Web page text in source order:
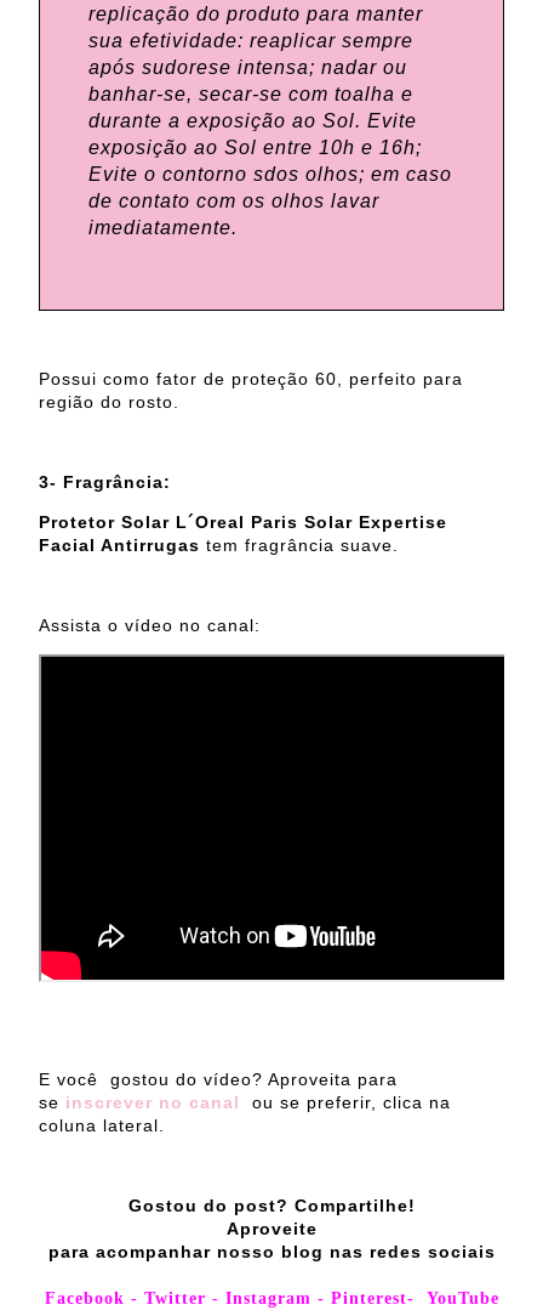
replicação do produto para manter
sua efetividade: reaplicar sempre
após sudorese intensa; nadar ou
banhar-se, secar-se com toalha e
durante a exposição ao Sol. Evite
exposição ao Sol entre 10h e 16h;
Evite o contorno sdos olhos; em caso
de contato com os olhos lavar
imediatamente.
Possui como fator de proteção 60, perfeito para
região do rosto.
3- Fragrância:
Protetor Solar L´Oreal Paris Solar Expertise
Facial Antirrugas tem fragrância suave.
Assista o vídeo no canal:
E você gostou do vídeo? Aproveita para
se inscrever no canal ou se preferir, clica na
coluna lateral.
Gostou do post? Compartilhe!
Aproveite
para acompanhar nosso blog nas redes sociais
Facebook - Twitter - Instagram - Pinterest- YouTube